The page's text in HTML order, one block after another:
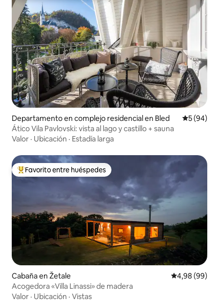
Departamento en complejo residencial en Bled
5 (94)
Ático Vila Pavlovski: vista al lago y castillo + sauna
Valor · Ubicación · Estadía larga
Favorito entre los huéspedes más destacados
Favorito entre huéspedes
Cabaña en Žetale Calificación
4,98 (99)
Acogedora «Villa Linassi» de madera
Valor · Ubicación · Vistas